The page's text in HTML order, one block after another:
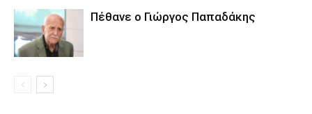
Πέθανε ο Γιώργος Παπαδάκης